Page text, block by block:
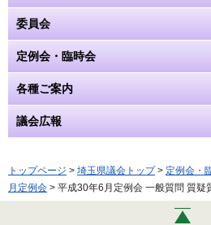
委員会
定例会・臨時会
各種ご案内
議会広報
トップページ > 埼玉県議会トップ> 定例会・
月定例会 > 平成30年6月定例会 一般質問 質疑